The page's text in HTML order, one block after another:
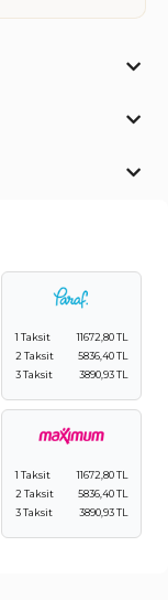
1 Taksit
11672,80 TL
2 Taksit
5836,40 TL
3 Taksit
3890,93 TL
1 Taksit
11672,80 TL
2 Taksit
5836,40 TL
3 Taksit
3890,93 TL